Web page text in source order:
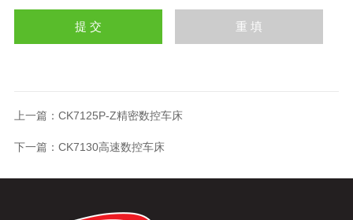
上一篇： CK7125P-Z精密数控车床
下一篇： CK7130高速数控车床